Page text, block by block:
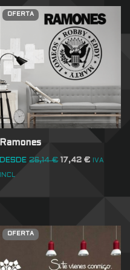
OFERTA
Ramones
DESDE 26,14€ 17,42€ IVA
INCL
OFERTA